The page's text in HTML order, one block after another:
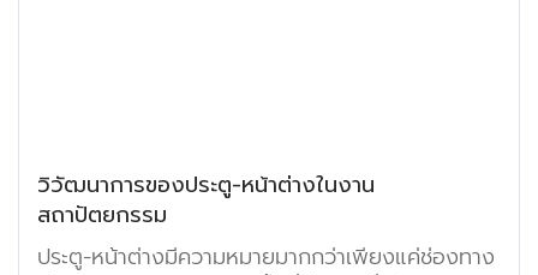
วิวัฒนาการของประตู-หน้าต่างในงาน
สถาปัตยกรรม
ประตู-หน้าต่างมีความหมายมากกว่าเพียงแค่ช่องทาง